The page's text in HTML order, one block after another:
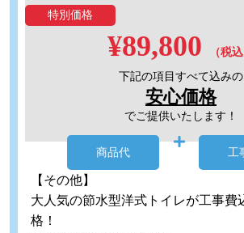
特別価格
¥89,800
（税込
下記の項目すべて込みの
安心価格
でご提供いたします！
商品代 工
【その他】
大人気の節水型洋式トイレが工事費
格！